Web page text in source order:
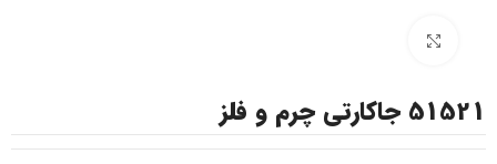
51521 جاکارتی چرم و فلز